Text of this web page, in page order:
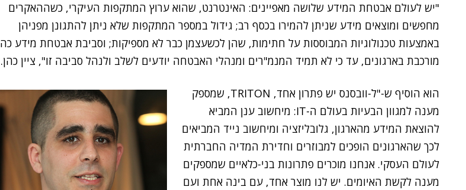
"יש לעולם אבטחת המידע שלושה מאפיינים: האינטרנט, שהוא ערוץ המתקפות העיקרי, כשההאקרים
מחפשים ומוצאים מידע שניתן להמירו בכסף רב; גידול במספר המתקפות שלא ניתן להתגונן מפניהן
באמצעות טכנולוגיות המבוססות על חתימות, שהן לכשעצמן כבר לא מספיקות; וסביבת אבטחת מידע כה
מורכבת בארגונים, עד כי לא תמיד המנמ"רים ומנהלי האבטחה יודעים לשלב ולנהל סביבה זו", ציין כהן.
הוא הוסיף ש-"ל-וובסנס יש פתרון אחד, TRITON, שמספק
מענה למגוון הבעיות בעולם ה-IT: מיחשוב ענן המביא
להוצאת המידע מהארגון, גלובליזציה ומיחשוב נייד המביאים
לכך שהארגונים הופכים למבוזרים וחדירת המדיה החברתית
לעולם העסקי. אנחנו מוכרים פתרונות בני-כלאיים שמספקים
מענה לקשת האיומים. יש לנו מוצר אחד, עם בינה אחת ועם